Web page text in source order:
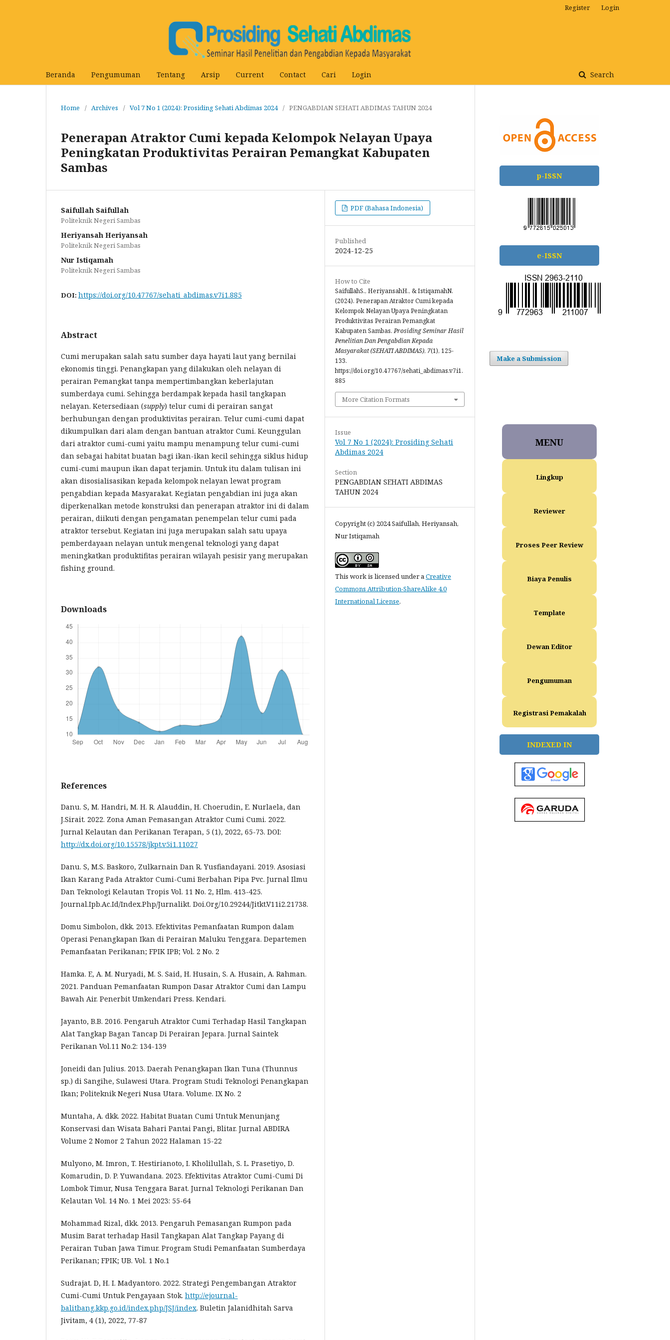
Beranda Pengumuman Tentang Arsip Current Contact Cari Login Search
Register Login
Home / Archives / Vol 7 No 1 (2024): Prosiding Sehati Abdimas 2024 / PENGABDIAN SEHATI ABDIMAS TAHUN 2024
Penerapan Atraktor Cumi kepada Kelompok Nelayan Upaya
Peningkatan Produktivitas Perairan Pemangkat Kabupaten
Sambas
Saifullah Saifullah
Politeknik Negeri Sambas
Heriyansah Heriyansah
Politeknik Negeri Sambas
Nur Istiqamah
Politeknik Negeri Sambas
DOI: https://doi.org/10.47767/sehati_abdimas.v7i1.885
Abstract
Cumi merupakan salah satu sumber daya hayati laut yang bernilai
ekonomis tinggi. Penangkapan yang dilakukan oleh nelayan di
perairan Pemangkat tanpa mempertimbangkan keberlajutan
sumberdaya cumi. Sehingga berdampak kepada hasil tangkapan
nelayan. Ketersediaan (supply) telur cumi di perairan sangat
berhubungan dengan produktivitas perairan. Telur cumi-cumi dapat
dikumpulkan dari alam dengan bantuan atraktor Cumi. Keunggulan
dari atraktor cumi-cumi yaitu mampu menampung telur cumi-cumi
dan sebagai habitat buatan bagi ikan-ikan kecil sehingga siklus hidup
cumi-cumi maupun ikan dapat terjamin. Untuk itu dalam tulisan ini
akan disosialisasikan kepada kelompok nelayan lewat program
pengabdian kepada Masyarakat. Kegiatan pengabdian ini juga akan
diperkenalkan metode konstruksi dan penerapan atraktor ini di dalam
perairan, diikuti dengan pengamatan penempelan telur cumi pada
atraktor tersebut. Kegiatan ini juga merupakan salah satu upaya
pemberdayaan nelayan untuk mengenal teknologi yang dapat
meningkatkan produktifitas perairan wilayah pesisir yang merupakan
fishing ground.
Downloads
References
Danu. S, M. Handri, M. H. R. Alauddin, H. Choerudin, E. Nurlaela, dan
J.Sirait. 2022. Zona Aman Pemasangan Atraktor Cumi Cumi. 2022.
Jurnal Kelautan dan Perikanan Terapan, 5 (1), 2022, 65-73. DOI:
http://dx.doi.org/10.15578/jkpt.v5i1.11027
Danu. S, M.S. Baskoro, Zulkarnain Dan R. Yusfiandayani. 2019. Asosiasi
Ikan Karang Pada Atraktor Cumi-Cumi Berbahan Pipa Pvc. Jurnal Ilmu
Dan Teknologi Kelautan Tropis Vol. 11 No. 2, Hlm. 413-425.
Journal.Ipb.Ac.Id/Index.Php/Jurnalikt. Doi.Org/10.29244/Jitkt.V11i2.21738.
Domu Simbolon, dkk. 2013. Efektivitas Pemanfaatan Rumpon dalam
Operasi Penangkapan Ikan di Perairan Maluku Tenggara. Departemen
Pemanfaatan Perikanan; FPIK IPB; Vol. 2 No. 2
Hamka. E, A. M. Nuryadi, M. S. Said, H. Husain, S. A. Husain, A. Rahman.
2021. Panduan Pemanfaatan Rumpon Dasar Atraktor Cumi dan Lampu
Bawah Air. Penerbit Umkendari Press. Kendari.
Jayanto, B.B. 2016. Pengaruh Atraktor Cumi Terhadap Hasil Tangkapan
Alat Tangkap Bagan Tancap Di Perairan Jepara. Jurnal Saintek
Perikanan Vol.11 No.2: 134-139
Joneidi dan Julius. 2013. Daerah Penangkapan Ikan Tuna (Thunnus
sp.) di Sangihe, Sulawesi Utara. Program Studi Teknologi Penangkapan
Ikan; Politeknik Negeri Nusa Utara. Volume. IX No. 2
Muntaha, A. dkk. 2022. Habitat Buatan Cumi Untuk Menunjang
Konservasi dan Wisata Bahari Pantai Pangi, Blitar. Jurnal ABDIRA
Volume 2 Nomor 2 Tahun 2022 Halaman 15-22
Mulyono, M. Imron, T. Hestirianoto, I. Kholilullah, S. L. Prasetiyo, D.
Komarudin, D. P. Yuwandana. 2023. Efektivitas Atraktor Cumi-Cumi Di
Lombok Timur, Nusa Tenggara Barat. Jurnal Teknologi Perikanan Dan
Kelautan Vol. 14 No. 1 Mei 2023: 55-64
Mohammad Rizal, dkk. 2013. Pengaruh Pemasangan Rumpon pada
Musim Barat terhadap Hasil Tangkapan Alat Tangkap Payang di
Perairan Tuban Jawa Timur. Program Studi Pemanfaatan Sumberdaya
Perikanan; FPIK; UB. Vol. 1 No.1
Sudrajat. D, H. I. Madyantoro. 2022. Strategi Pengembangan Atraktor
Cumi-Cumi Untuk Pengayaan Stok. http://ejournal-
balitbang.kkp.go.id/index.php/JSJ/index. Buletin Jalanidhitah Sarva
Jivitam, 4 (1), 2022, 77-87
PDF (Bahasa Indonesia)
Published
2024-12-25
How to Cite
SaifullahS., HeriyansahH., & IstiqamahN.
(2024). Penerapan Atraktor Cumi kepada
Kelompok Nelayan Upaya Peningkatan
Produktivitas Perairan Pemangkat
Kabupaten Sambas.Prosiding Seminar Hasil
Penelitian Dan Pengabdian Kepada
Masyarakat (SEHATI ABDIMAS), 7(1), 125-
133.
https://doi.org/10.47767/sehati_abdimas.v7i1.
885
More Citation Formats
Issue
Vol 7 No 1 (2024): Prosiding Sehati
Abdimas 2024
Section
PENGABDIAN SEHATI ABDIMAS
TAHUN 2024
Copyright (c) 2024 Saifullah, Heriyansah,
Nur Istiqamah
This work is licensed under aCreative
Commons Attribution-ShareAlike 4.0
International License.
p-ISSN
e-ISSN
Make a Submission
MENU
Lingkup
Reviewer
Proses Peer Review
Biaya Penulis
Template
Dewan Editor
Pengumuman
Registrasi Pemakalah
INDEXED IN